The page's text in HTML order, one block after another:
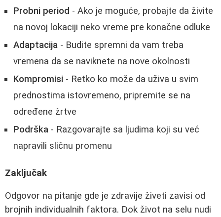
Probni period - Ako je moguće, probajte da živite
na novoj lokaciji neko vreme pre konačne odluke
Adaptacija - Budite spremni da vam treba
vremena da se naviknete na nove okolnosti
Kompromisi - Retko ko može da uživa u svim
prednostima istovremeno, pripremite se na
određene žrtve
Podrška - Razgovarajte sa ljudima koji su već
napravili sličnu promenu
Zaključak
Odgovor na pitanje gde je zdravije živeti zavisi od
brojnih individualnih faktora. Dok život na selu nudi